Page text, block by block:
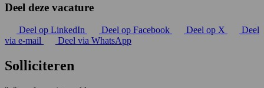
Deel deze vacature
Deel op LinkedIn Deel op Facebook Deel op X
Deel
via e-mail
Deel via WhatsApp
Solliciteren